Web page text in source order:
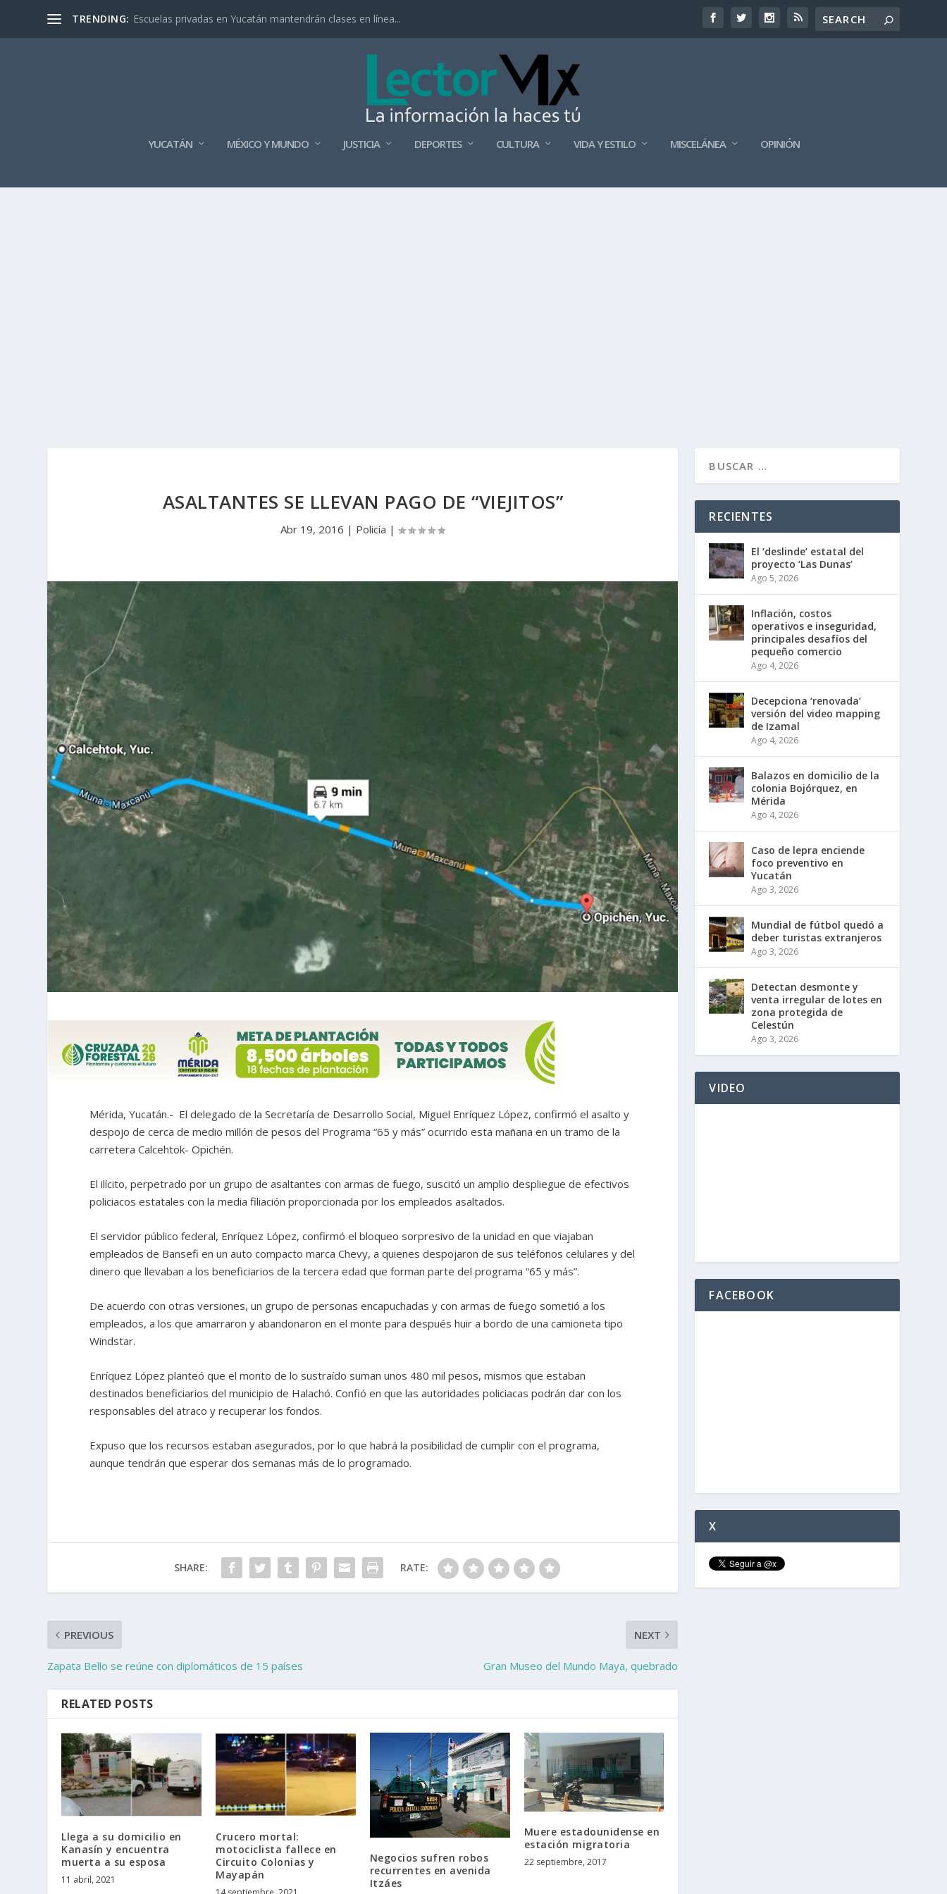
TRENDING: Escuelas privadas en Yucatán mantendrán clases en línea...
YUCATÁN MÉXICO Y MUNDO JUSTICIA DEPORTES CULTURA VIDA Y ESTILO MISCELÁNEA OPINIÓN
ASALTANTES SE LLEVAN PAGO DE “VIEJITOS”
Abr 19, 2016 | Policía |
Mérida, Yucatán.- El delegado de la Secretaría de Desarrollo Social, Miguel Enríquez López, confirmó el asalto y
despojo de cerca de medio millón de pesos del Programa “65 y más” ocurrido esta mañana en un tramo de la
carretera Calcehtok- Opichén.
El ilícito, perpetrado por un grupo de asaltantes con armas de fuego, suscitó un amplio despliegue de efectivos
policiacos estatales con la media filiación proporcionada por los empleados asaltados.
El servidor público federal, Enríquez López, confirmó el bloqueo sorpresivo de la unidad en que viajaban
empleados de Bansefi en un auto compacto marca Chevy, a quienes despojaron de sus teléfonos celulares y del
dinero que llevaban a los beneficiarios de la tercera edad que forman parte del programa “65 y más”.
De acuerdo con otras versiones, un grupo de personas encapuchadas y con armas de fuego sometió a los
empleados, a los que amarraron y abandonaron en el monte para después huir a bordo de una camioneta tipo
Windstar.
Enríquez López planteó que el monto de lo sustraído suman unos 480 mil pesos, mismos que estaban
destinados beneficiarios del municipio de Halachó. Confió en que las autoridades policiacas podrán dar con los
responsables del atraco y recuperar los fondos.
Expuso que los recursos estaban asegurados, por lo que habrá la posibilidad de cumplir con el programa,
aunque tendrán que esperar dos semanas más de lo programado.
SHARE: RATE:
PREVIOUS
Zapata Bello se reúne con diplomáticos de 15 países
NEXT
Gran Museo del Mundo Maya, quebrado
RELATED POSTS
Llega a su domicilio en
Kanasín y encuentra
muerta a su esposa
11 abril, 2021
Crucero mortal:
motociclista fallece en
Circuito Colonias y
Mayapán
Negocios sufren robos
recurrentes en avenida
Itzáes
Muere estadounidense en
estación migratoria
22 septiembre, 2017
RECIENTES
El ‘deslinde’ estatal del
proyecto ‘Las Dunas’
Ago 5, 2026
Inflación, costos
operativos e inseguridad,
principales desafíos del
pequeño comercio
Ago 4, 2026
Decepciona ‘renovada’
versión del video mapping
de Izamal
Ago 4, 2026
Balazos en domicilio de la
colonia Bojórquez, en
Mérida
Ago 4, 2026
Caso de lepra enciende
foco preventivo en
Yucatán
Ago 3, 2026
Mundial de fútbol quedó a
deber turistas extranjeros
Ago 3, 2026
Detectan desmonte y
venta irregular de lotes en
zona protegida de
Celestún
Ago 3, 2026
VIDEO
FACEBOOK
X